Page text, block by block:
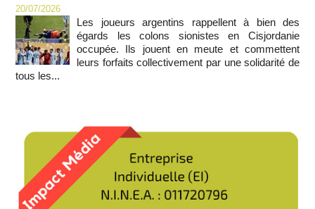
20/07/2026
Les joueurs argentins rappellent à bien des
égards les colons sionistes en Cisjordanie
occupée. Ils jouent en meute et commettent
leurs forfaits collectivement par une solidarité de
tous les...